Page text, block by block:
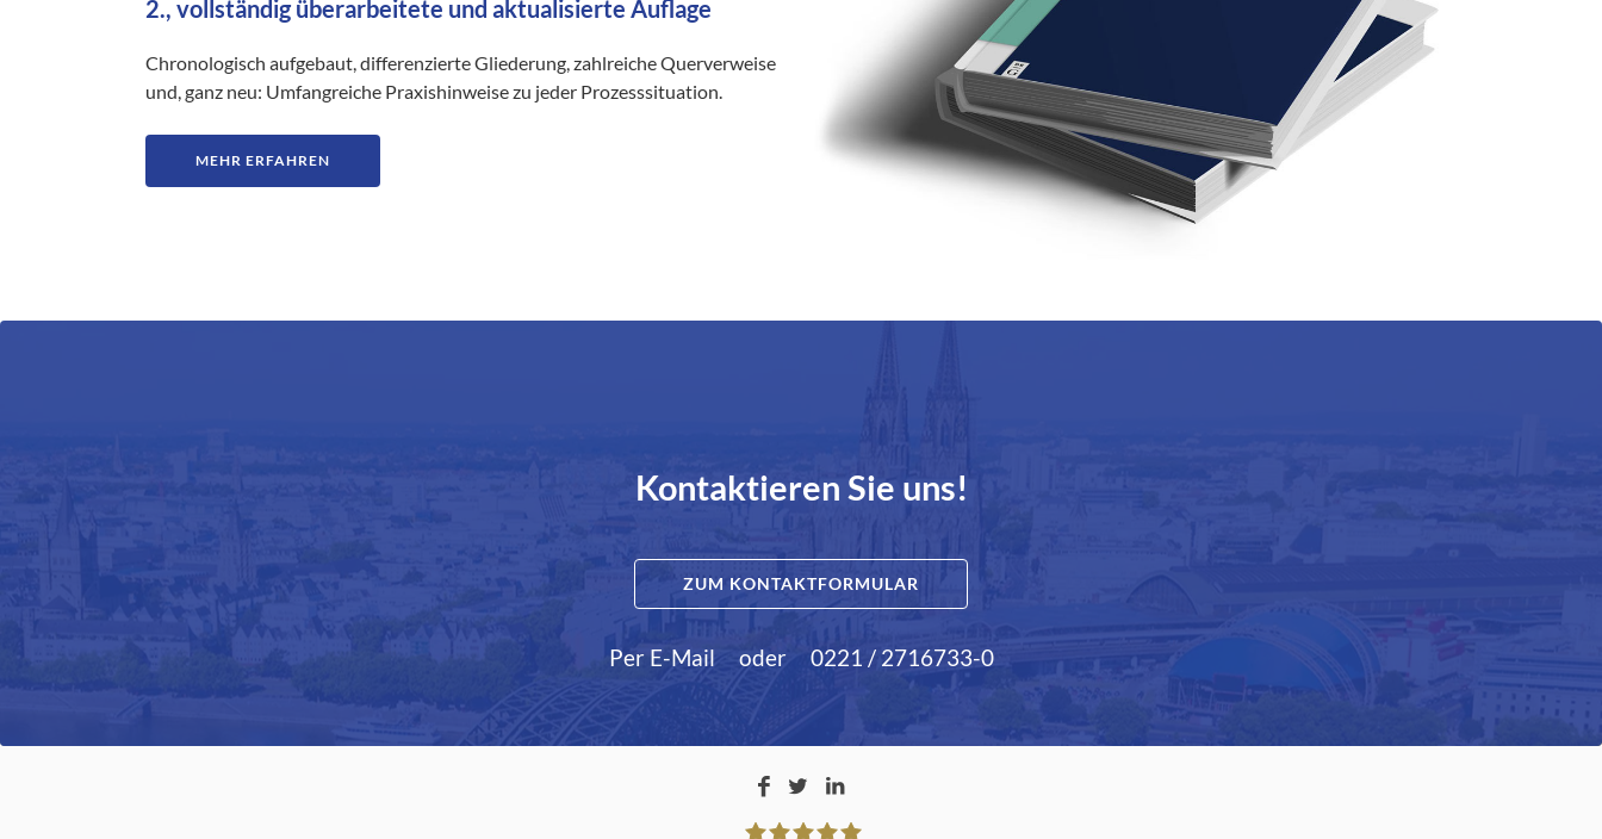
2., vollständig überarbeitete und aktualisierte Auflage
Chronologisch aufgebaut, differenzierte Gliederung, zahlreiche Querverweise
und, ganz neu: Umfangreiche Praxishinweise zu jeder Prozesssituation.
MEHR ERFAHREN
Kontaktieren Sie uns!
ZUM KONTAKTFORMULAR
Per E-Mail oder 0221 / 2716733-0